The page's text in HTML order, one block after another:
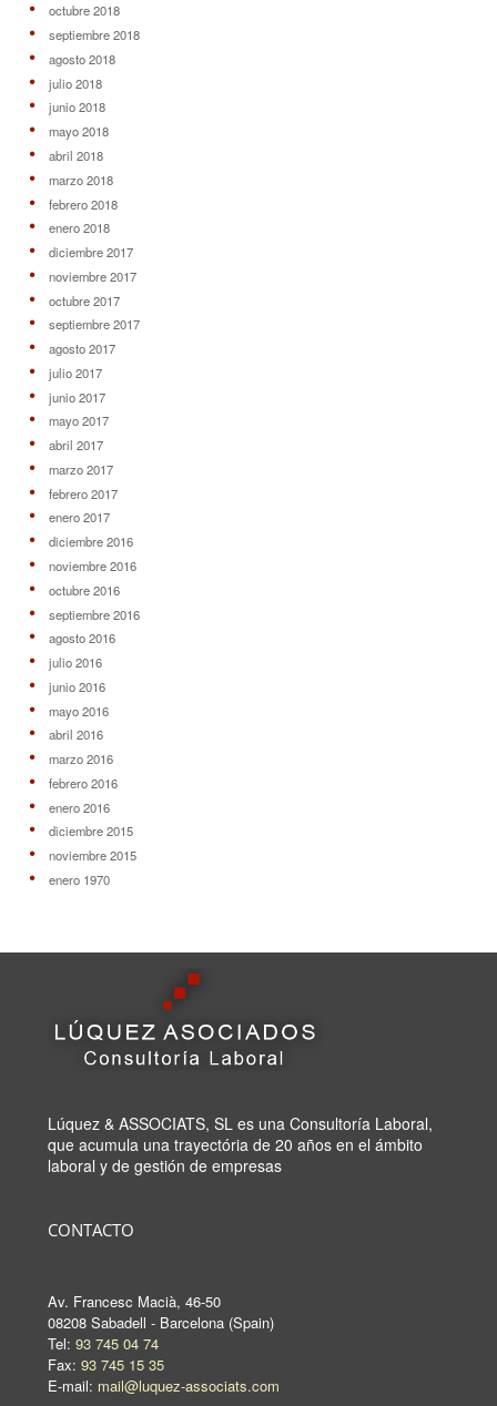
octubre 2018
septiembre 2018
agosto 2018
julio 2018
junio 2018
mayo 2018
abril 2018
marzo 2018
febrero 2018
enero 2018
diciembre 2017
noviembre 2017
octubre 2017
septiembre 2017
agosto 2017
julio 2017
junio 2017
mayo 2017
abril 2017
marzo 2017
febrero 2017
enero 2017
diciembre 2016
noviembre 2016
octubre 2016
septiembre 2016
agosto 2016
julio 2016
junio 2016
mayo 2016
abril 2016
marzo 2016
febrero 2016
enero 2016
diciembre 2015
noviembre 2015
enero 1970
Lúquez & ASSOCIATS, SL es una Consultoría Laboral,
que acumula una trayectória de 20 años en el ámbito
laboral y de gestión de empresas
CONTACTO
Av. Francesc Macià, 46-50
08208 Sabadell - Barcelona (Spain)
Tel: 93 745 04 74
Fax: 93 745 15 35
E-mail: mail@luquez-associats.com